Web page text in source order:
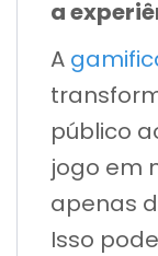
a
A
público
jogo em
apenas
Isso